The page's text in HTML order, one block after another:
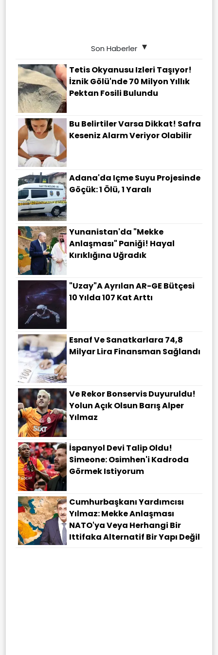
Son Haberler
Tetis Okyanusu Izleri Taşıyor!
İznik Gölü'nde 70 Milyon Yıllık
Pektan Fosili Bulundu
Bu Belirtiler Varsa Dikkat! Safra
Keseniz Alarm Veriyor Olabilir
Adana'da Içme Suyu Projesinde
Göçük: 1 Ölü, 1 Yaralı
Yunanistan'da "Mekke
Anlaşması" Paniği! Hayal
Kırıklığına Uğradık
"Uzay"a Ayrılan AR-GE Bütçesi
10 Yılda 107 Kat Arttı
Esnaf Ve Sanatkarlara 74,8
Milyar Lira Finansman Sağlandı
Ve Rekor Bonservis Duyuruldu!
Yolun Açık Olsun Barış Alper
Yılmaz
İspanyol Devi Talip Oldu!
Simeone: Osimhen'i Kadroda
Görmek Istiyorum
Cumhurbaşkanı Yardımcısı
Yılmaz: Mekke Anlaşması
NATO'ya Veya Herhangi Bir
Ittifaka Alternatif Bir Yapı Değil